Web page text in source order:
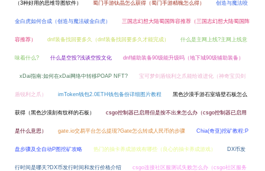
（3种好用的思维导图软件） 蜀门手游钛晶怎么获得（蜀门手游精魄怎么得） 创造与魔法咬
金白虎如何合成（创造与魔法破金白虎） 三国志幻想大陆蜀国阵容推荐（三国志幻想大陆蜀国阵
容推荐） dnf装备找回要多久（dnf装备找回要多久才能完成） 什么是主网上线?主网上线意
味着什么? 什么是空投?浅谈空投文化 dnf辅助装备90级能升级吗（地下城90级辅助装备）
xDai指南:如何在xDai网络中转移POAP NFT? 宝可梦剑盾锐利之爪能给谁进化（神奇宝贝剑
盾锐利之爪） imToken钱包2.0ETH钱包备份详细图片教程 黑色沙漠手游石室墙壁石板怎么
获得（黑色沙漠刻有纹样的石板） csgo控制器已启用但是按不出来怎么办（csgo控制器已启用
是什么意思） gate.io交易平台怎么提现?Gate怎么转成人民币的步骤 Chia(奇亚)挖矿教程:P
盘步骤及全自动P图挖矿攻略 热门的抽卡养成游戏有哪些（良心的抽卡养成游戏） DX币发
行时间是哪天?DX币发行时间和发行价格介绍 csgo连接社区服测试失败怎么办（csgo社区服务